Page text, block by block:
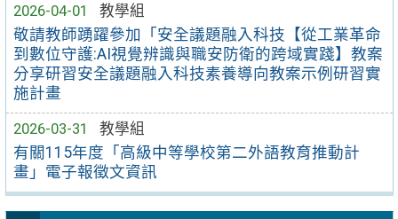
2026-04-01
教學組
敬請教師踴躍參加「安全議題融入科技【從工業革命
到數位守護:AI視覺辨識與職安防衛的跨域實踐】教案
分享研習安全議題融入科技素養導向教案示例研習實
施計畫
2026-03-31
教學組
有關115年度「高級中等學校第二外語教育推動計
畫」電子報徵文資訊